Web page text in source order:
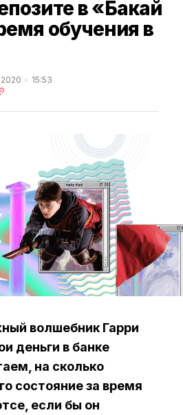
в «Бакай
обучения в
2020 15:53
волшебник Гарри
деньги в банке
на сколько
состояние за время
если бы он